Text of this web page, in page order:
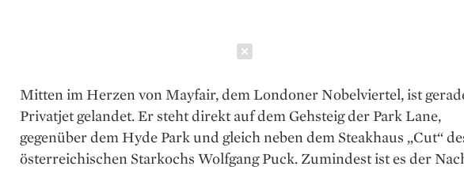
Mitten im Herzen von Mayfair, dem Londoner Nobelviertel, ist
Privatjet gelandet. Er steht direkt auf dem Gehsteig der Park Lane,
gegenüber dem Hyde Park und gleich neben dem Steakhaus „Cut“
österreichischen Starkochs Wolfgang Puck. Zumindest ist es der